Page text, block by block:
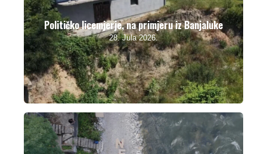
Političko licemjerje, na primjeru iz Banjaluke
28. Jula 2026.